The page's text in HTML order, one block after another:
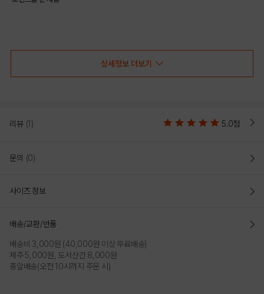
PRODUCT VIEW
상세정보 더보기
리뷰 (1) 5.0점
문의 (0)
사이즈 정보
배송/교환/반품
배송비 3,000원 (40,000원 이상 무료배송)
제주 5,000원, 도서산간 8,000원
총알배송(오전 10시까지 주문 시)